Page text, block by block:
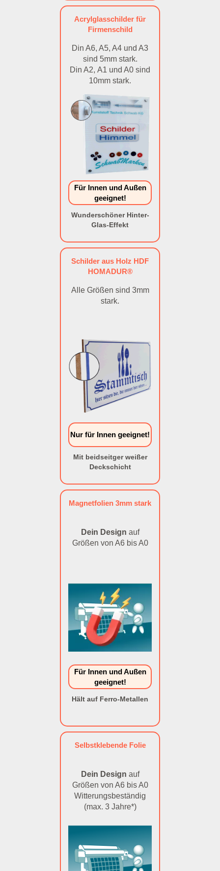
Acrylglasschilder für
Firmenschild
Din A6, A5, A4 und A3
sind 5mm stark.
Din A2, A1 und A0 sind
10mm stark.
Für Innen und Außen
geeignet!
Wunderschöner Hinter-
Glas-Effekt
Schilder aus Holz HDF
HOMADUR®
Alle Größen sind 3mm
stark.
Nur für Innen geeignet!
Mit beidseitger weißer
Deckschicht
Magnetfolien 3mm stark
Dein Design auf
Größen von A6 bis A0
Für Innen und Außen
geeignet!
Hält auf Ferro-Metallen
Selbstklebende Folie
Dein Design auf
Größen von A6 bis A0
Witterungsbeständig
(max. 3 Jahre*)